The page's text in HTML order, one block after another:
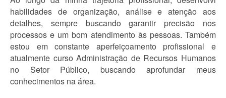
habilidades de organização, análise e atenção aos
detalhes, sempre buscando garantir precisão nos
processos e um bom atendimento às pessoas. Também
estou em constante aperfeiçoamento profissional e
atualmente curso Administração de Recursos Humanos
no Setor Público, buscando aprofundar meus
conhecimentos na área.